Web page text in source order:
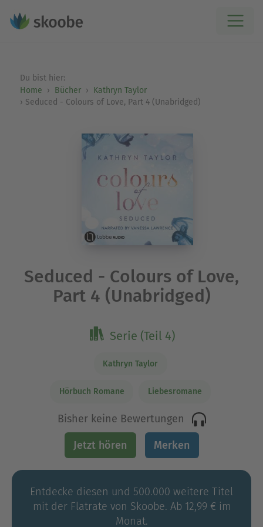
Du bist hier:
Home
Bücher
Kathryn Taylor
Seduced - Colours of Love, Part 4 (Unabridged)
Seduced - Colours of Love,
Part 4 (Unabridged)
Serie (Teil 4)
Kathryn Taylor
Hörbuch Romane Liebesromane
Bisher keine Bewertungen
Jetzt hören Merken
Entdecke diesen und 500.000 weitere Titel
mit der Flatrate von Skoobe. Ab 12,99 € im
Monat.